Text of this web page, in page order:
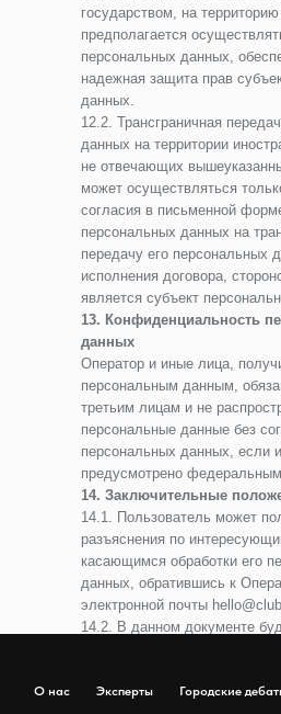
государством, на территорию
предполагается
персональных данных,
надежная защита прав
данных.
12.2. Трансграничная
данных на территории
не отвечающих
может осуществляться
согласия в письменной
персональных данных на
передачу его персональных
исполнения договора,
является субъект
13. Конфиденциальность
данных
Оператор и иные лица,
персональным данным,
третьим лицам и не
персональные данные без
персональных данных, если
предусмотрено
14. Заключительные
14.1. Пользователь может
разъяснения по
касающимся обработки его
данных, обратившись к
электронной почты
14.2. В данном документе
действует бессрочно до
О нас Эксперты Городские